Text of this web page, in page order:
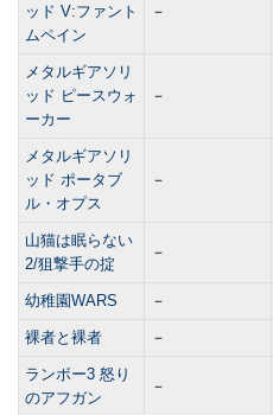
ッド V:ファント
ムペイン
－
メタルギアソリ
ッド ピースウォ
ーカー
－
メタルギアソリ
ッド ポータブ
ル・オプス
－
山猫は眠らない
2/狙撃手の掟
－
幼稚園WARS －
裸者と裸者 －
ランボー3 怒り
のアフガン
－